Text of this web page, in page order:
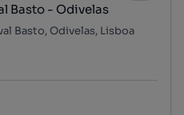
Basto - Odivelas
Basto, Odivelas, Lisboa